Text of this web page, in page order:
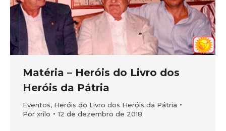
Matéria – Heróis do Livro dos
Heróis da Pátria
Eventos, Heróis do Livro dos Heróis da Pátria
Por xrilo 12 de dezembro de 2018